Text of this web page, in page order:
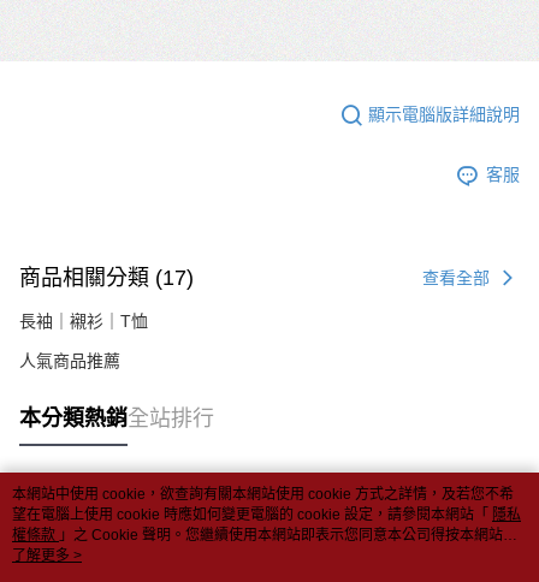
顯示電腦版詳細說明
客服
商品相關分類 (17) 查看全部
長袖｜襯衫｜T恤
人氣商品推薦
本分類熱銷全站排行
熱門標籤
本網站中使用 cookie，欲查詢有關本網站使用 cookie 方式之詳情，及若您不希
望在電腦上使用 cookie 時應如何變更電腦的 cookie 設定，請參閱本網站「 隱私
權條款 」之 Cookie 聲明。您繼續使用本網站即表示您同意本公司得按本網站使
用條款之 Cookie 聲明使用 cookie。
了解更多 >